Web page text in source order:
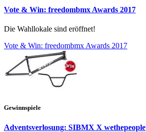
Vote & Win: freedombmx Awards 2017
Die Wahllokale sind eröffnet!
Vote & Win: freedombmx Awards 2017
Gewinnspiele
Adventsverlosung: SIBMX X wethepeople